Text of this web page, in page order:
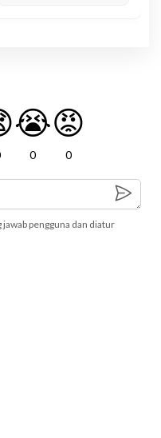
😭
0
😡
0
pengguna dan diatur